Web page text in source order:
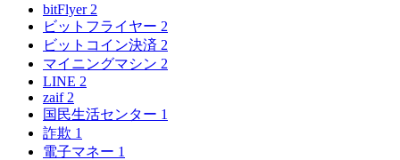
bitFlyer 2
ビットフライヤー 2
ビットコイン決済 2
マイニングマシン 2
LINE 2
zaif 2
国民生活センター 1
詐欺 1
電子マネー 1